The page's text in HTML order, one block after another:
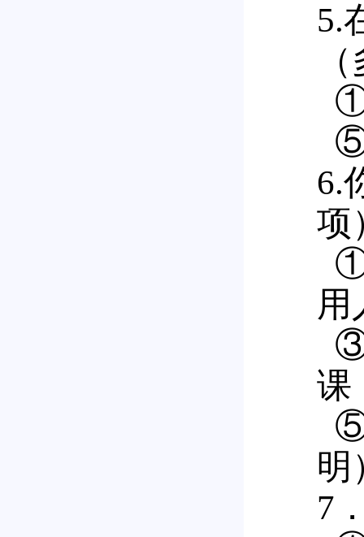
5.
6.
项
①
用
③
课
⑤
明
7